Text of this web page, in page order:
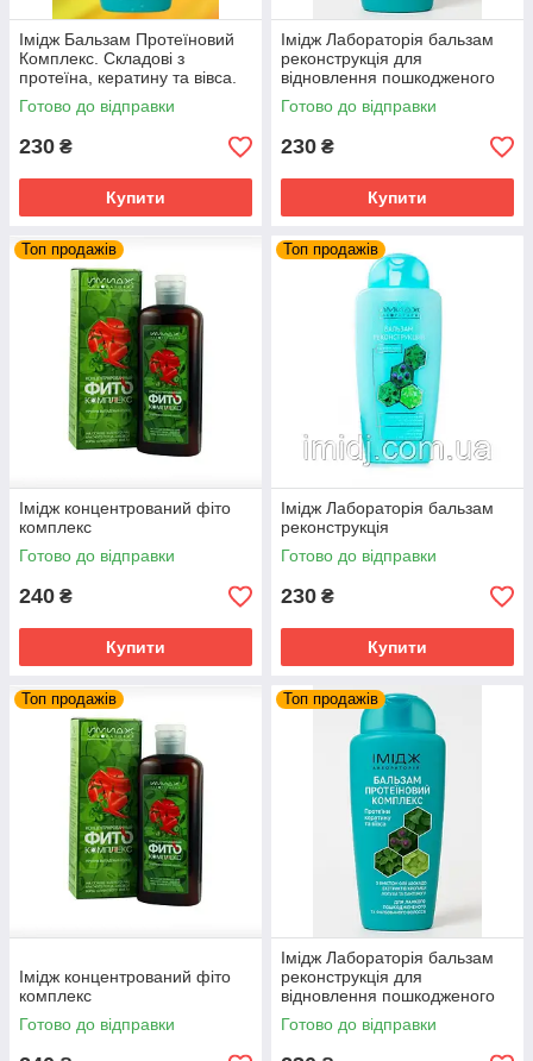
Імідж Бальзам Протеїновий
Комплекс. Складові з
протеїна, кератину та вівса.
Імідж Лабораторія
Готово до відправки
230 ₴
Купити
Імідж Лабораторія бальзам
реконструкція для
відновлення пошкодженого
ламкого і фарбованого
волосся
Готово до відправки
230 ₴
Купити
Топ продажів
Імідж концентрований фіто
комплекс
Готово до відправки
240 ₴
Купити
Топ продажів
Імідж Лабораторія бальзам
реконструкція
Готово до відправки
230 ₴
Купити
Топ продажів
Імідж концентрований фіто
комплекс
Готово до відправки
Топ продажів
Імідж Лабораторія бальзам
реконструкція для
відновлення пошкодженого
ламкого і фарбованого
волосся
Готово до відправки